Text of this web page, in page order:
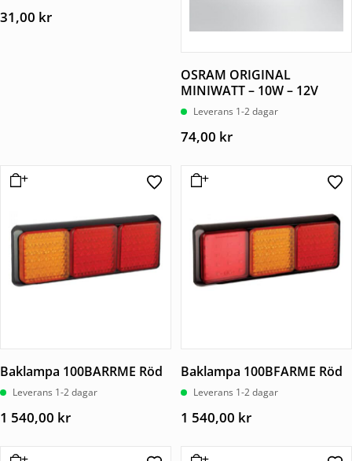
31,00 kr
OSRAM ORIGINAL
MINIWATT – 10W – 12V
Leverans 1-2 dagar
74,00 kr
Baklampa 100BARRME Röd
Leverans 1-2 dagar
1 540,00 kr
Baklampa 100BFARME Röd
Leverans 1-2 dagar
1 540,00 kr